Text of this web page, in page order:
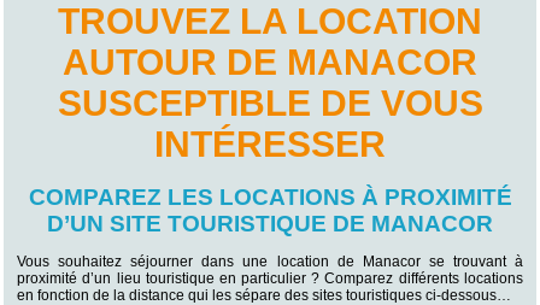
TROUVEZ LA LOCATION
AUTOUR DE MANACOR
SUSCEPTIBLE DE VOUS
INTÉRESSER
COMPAREZ LES LOCATIONS À PROXIMITÉ
D’UN SITE TOURISTIQUE DE MANACOR
Vous souhaitez séjourner dans une location de Manacor se trouvant à
proximité d’un lieu touristique en particulier ? Comparez différents locations
en fonction de la distance qui les sépare des sites touristiques ci-dessous…